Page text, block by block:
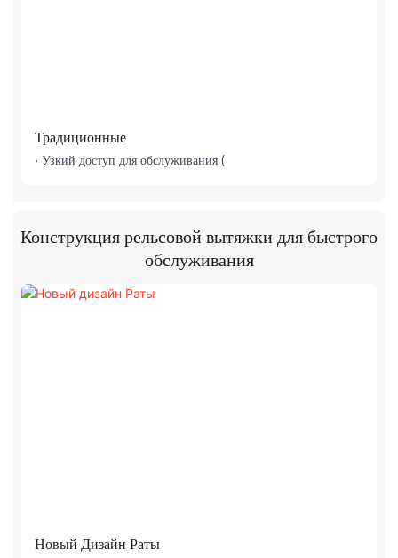
Традиционные
• Узкий доступ для обслуживания (
Конструкция рельсовой вытяжки для быстрого
обслуживания
Новый Дизайн Раты